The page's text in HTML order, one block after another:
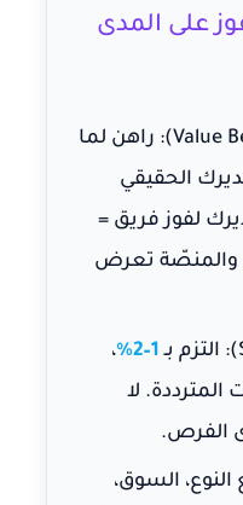
على المدى
راهن لما
الحقيقي
لفوز فريق =
التزم بـ 1–2%
،
المترددة. لا
الفرص.
النوع، السوق،